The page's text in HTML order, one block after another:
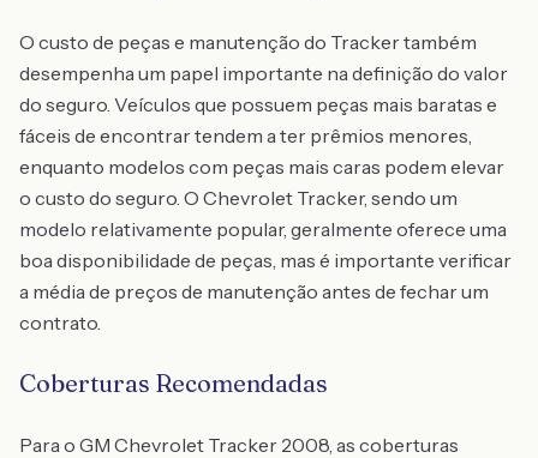
O custo de peças e manutenção do Tracker também
desempenha um papel importante na definição do valor
do seguro. Veículos que possuem peças mais baratas e
fáceis de encontrar tendem a ter prêmios menores,
enquanto modelos com peças mais caras podem elevar
o custo do seguro. O Chevrolet Tracker, sendo um
modelo relativamente popular, geralmente oferece uma
boa disponibilidade de peças, mas é importante verificar
a média de preços de manutenção antes de fechar um
contrato.
Coberturas Recomendadas
Para o GM Chevrolet Tracker 2008, as coberturas